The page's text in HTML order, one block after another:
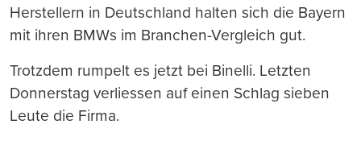
Herstellern in Deutschland halten sich die Bayern
mit ihren BMWs im Branchen-Vergleich gut.
Trotzdem rumpelt es jetzt bei Binelli. Letzten
Donnerstag verliessen auf einen Schlag sieben
Leute die Firma.